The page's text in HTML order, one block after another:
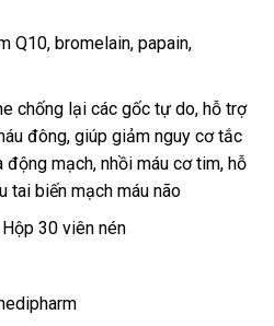
Q10, bromelain, papain,
chống lại các gốc tự do, hỗ trợ
đông, giúp giảm nguy cơ tắc
động mạch, nhồi máu cơ tim, hỗ
tai biến mạch máu não
30 viên nén